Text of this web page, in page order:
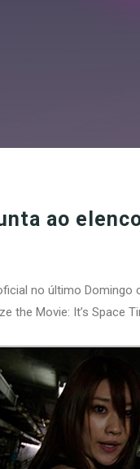
ao
no último
the Movie: It’s Space